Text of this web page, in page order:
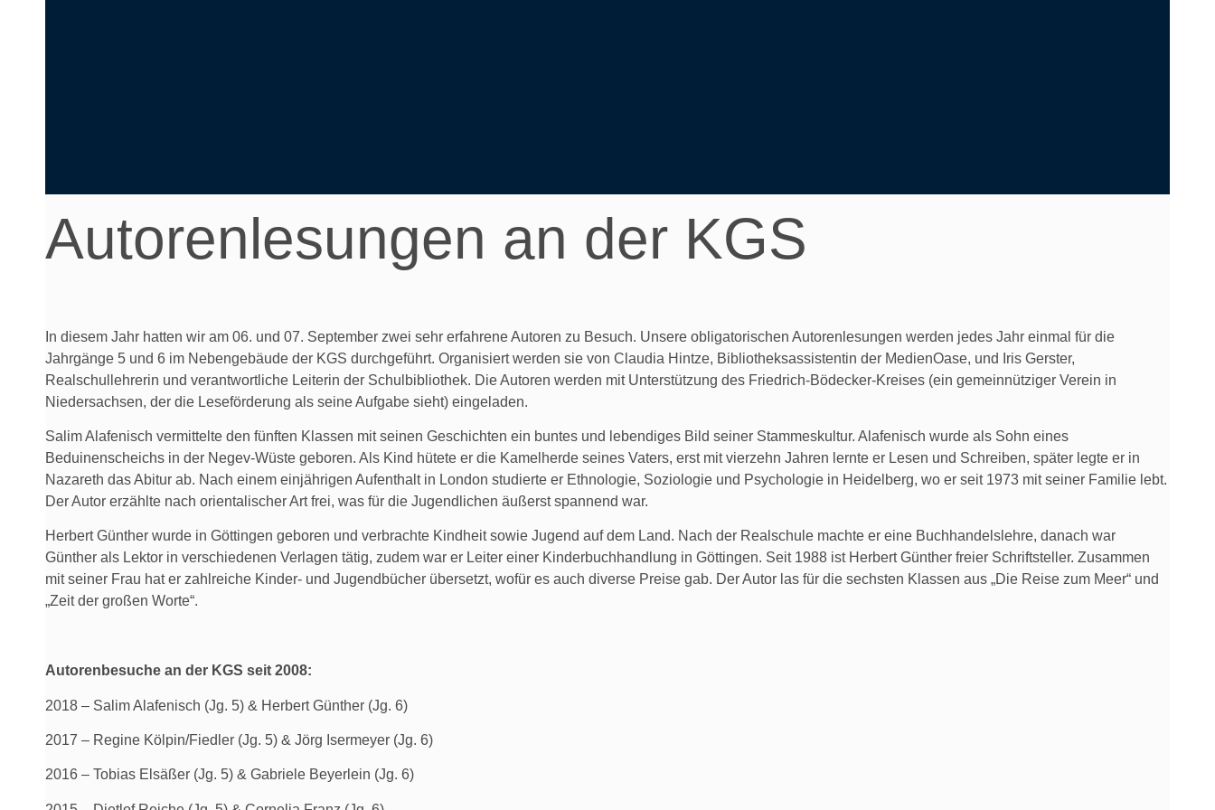
Autorenlesungen an der KGS
In diesem Jahr hatten wir am 06. und 07. September zwei sehr erfahrene Autoren zu Besuch. Unsere obligatorischen Autorenlesungen werden jedes Jahr einmal für die
Jahrgänge 5 und 6 im Nebengebäude der KGS durchgeführt. Organisiert werden sie von Claudia Hintze, Bibliotheksassistentin der MedienOase, und Iris Gerster,
Realschullehrerin und verantwortliche Leiterin der Schulbibliothek. Die Autoren werden mit Unterstützung des Friedrich-Bödecker-Kreises (ein gemeinnütziger Verein in
Niedersachsen, der die Leseförderung als seine Aufgabe sieht) eingeladen.
Salim Alafenisch vermittelte den fünften Klassen mit seinen Geschichten ein buntes und lebendiges Bild seiner Stammeskultur. Alafenisch wurde als Sohn eines
Beduinenscheichs in der Negev-Wüste geboren. Als Kind hütete er die Kamelherde seines Vaters, erst mit vierzehn Jahren lernte er Lesen und Schreiben, später legte er in
Nazareth das Abitur ab. Nach einem einjährigen Aufenthalt in London studierte er Ethnologie, Soziologie und Psychologie in Heidelberg, wo er seit 1973 mit seiner Familie lebt.
Der Autor erzählte nach orientalischer Art frei, was für die Jugendlichen äußerst spannend war.
Herbert Günther wurde in Göttingen geboren und verbrachte Kindheit sowie Jugend auf dem Land. Nach der Realschule machte er eine Buchhandelslehre, danach war
Günther als Lektor in verschiedenen Verlagen tätig, zudem war er Leiter einer Kinderbuchhandlung in Göttingen. Seit 1988 ist Herbert Günther freier Schriftsteller. Zusammen
mit seiner Frau hat er zahlreiche Kinder- und Jugendbücher übersetzt, wofür es auch diverse Preise gab. Der Autor las für die sechsten Klassen aus „Die Reise zum Meer“ und
„Zeit der großen Worte“.
Autorenbesuche an der KGS seit 2008:
2018 – Salim Alafenisch (Jg. 5) & Herbert Günther (Jg. 6)
2017 – Regine Kölpin/Fiedler (Jg. 5) & Jörg Isermeyer (Jg. 6)
2016 – Tobias Elsäßer (Jg. 5) & Gabriele Beyerlein (Jg. 6)